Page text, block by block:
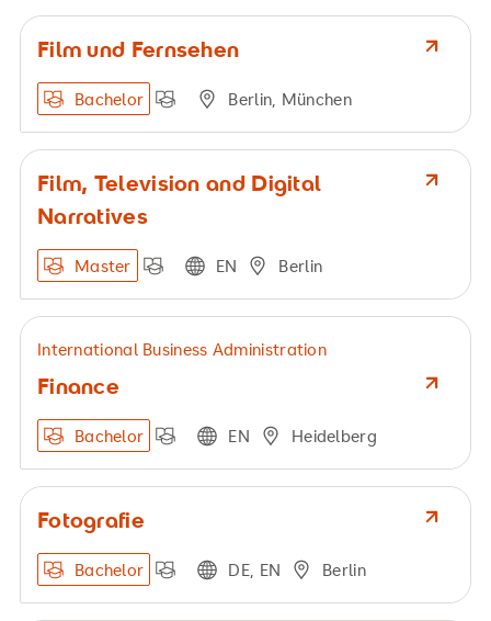
Film und Fernsehen
Bachelor Berlin, München
Film, Television and Digital
Narratives
Master EN Berlin
International Business Administration
Finance
Bachelor EN Heidelberg
Fotografie
Bachelor DE, EN Berlin